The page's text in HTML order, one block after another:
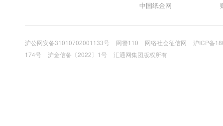
中国纸金网
沪公网安备31010702001133号 网警110 网络社会征信网
沪ICP备
174号
沪金信备〔2022〕1号 汇通网集团版权所有